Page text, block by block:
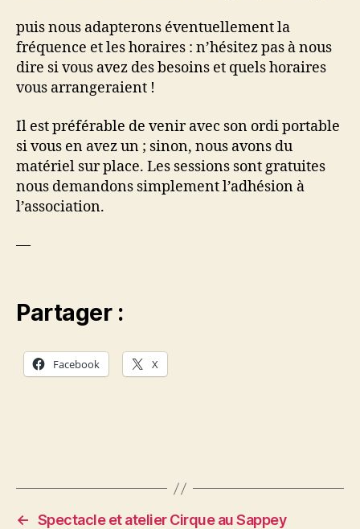
puis nous adapterons éventuellement la
fréquence et les horaires : n’hésitez pas à nous
dire si vous avez des besoins et quels horaires
vous arrangeraient !
Il est préférable de venir avec son ordi portable
si vous en avez un ; sinon, nous avons du
matériel sur place. Les sessions sont gratuites
nous demandons simplement l’adhésion à
l’association.
—
Partager :
Facebook X
← Spectacle et atelier Cirque au Sappey